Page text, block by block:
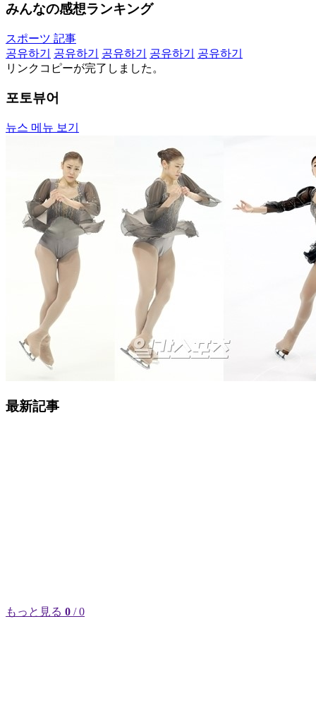
みんなの感想ランキング
スポーツ 記事
공유하기
공유하기 공유하기 공유하기
공유하기
リンクコピーが完了しました。
포토뷰어
뉴스 메뉴 보기
最新記事
もっと見る 0 / 0